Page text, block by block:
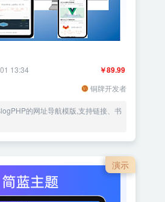
￥89.99
13:34
铜牌开发者
的网址导航模版,支持链接、书
演示